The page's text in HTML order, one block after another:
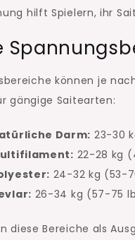
hilft Spielern, ihr
können je
gängige Saitearten:
Darm: 23-30
22-28 kg
24-32 kg (53-
26-34 kg (57-75
diese Bereiche als